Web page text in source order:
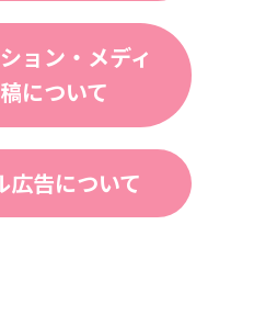
ョン・メディ
について
広告について